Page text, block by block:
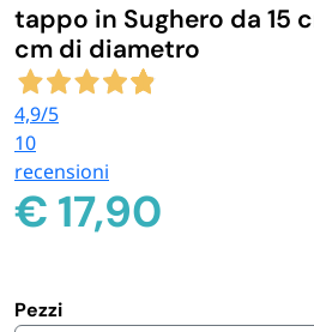
CASA E PERSONA
FERRAMENTA E LINEA AUTO
AVVOLGENTI E
tappo in Sughero da 15
cm di diametro
4,9/5
10
recensioni
€ 17,90
Pezzi